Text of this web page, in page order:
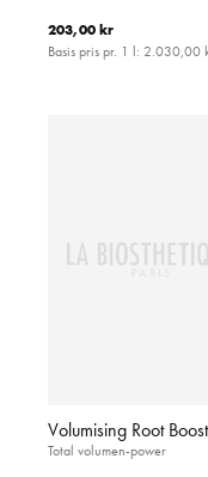
203,00 kr
Basis pris pr. 1 l: 2.030,00
Volumising Root
Total volumen-power